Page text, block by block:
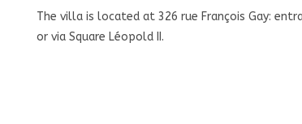
The villa is located at 326 rue François Gay:
or via Square Léopold II.